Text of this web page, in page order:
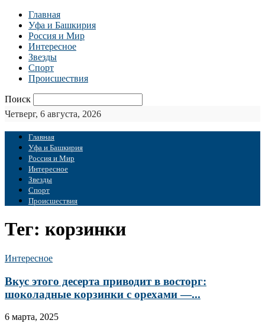
Главная
Уфа и Башкирия
Россия и Мир
Интересное
Звезды
Спорт
Происшествия
Поиск
Четверг, 6 августа, 2026
Главная
Уфа и Башкирия
Россия и Мир
Интересное
Звезды
Спорт
Происшествия
Тег: корзинки
Интересное
Вкус этого десерта приводит в восторг:
шоколадные корзинки с орехами —...
6 марта, 2025